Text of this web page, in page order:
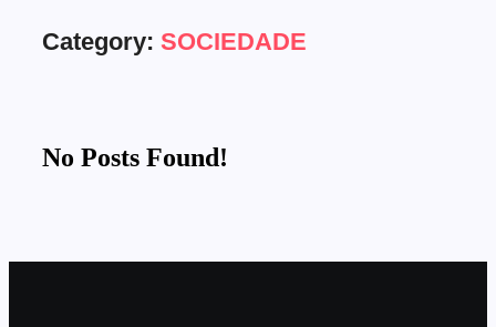
Category: SOCIEDADE
No Posts Found!